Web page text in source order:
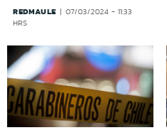
REDMAULE
07/03/2024 - 11:33
HRS